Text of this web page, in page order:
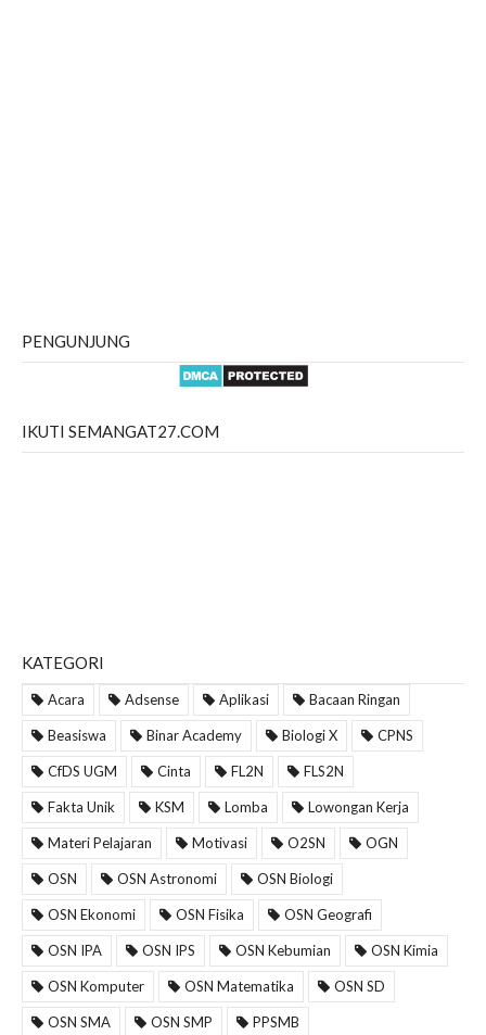
PENGUNJUNG
IKUTI SEMANGAT27.COM
KATEGORI
Acara Adsense Aplikasi Bacaan Ringan
Beasiswa Binar Academy Biologi X CPNS
CfDS UGM Cinta FL2N FLS2N
Fakta Unik KSM Lomba Lowongan Kerja
Materi Pelajaran Motivasi O2SN OGN
OSN OSN Astronomi OSN Biologi
OSN Ekonomi OSN Fisika OSN Geografi
OSN IPA OSN IPS OSN Kebumian OSN Kimia
OSN Komputer OSN Matematika OSN SD
OSN SMA OSN SMP PPSMB